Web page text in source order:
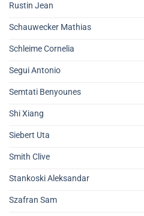
Rustin Jean
Schauwecker Mathias
Schleime Cornelia
Segui Antonio
Semtati Benyounes
Shi Xiang
Siebert Uta
Smith Clive
Stankoski Aleksandar
Szafran Sam